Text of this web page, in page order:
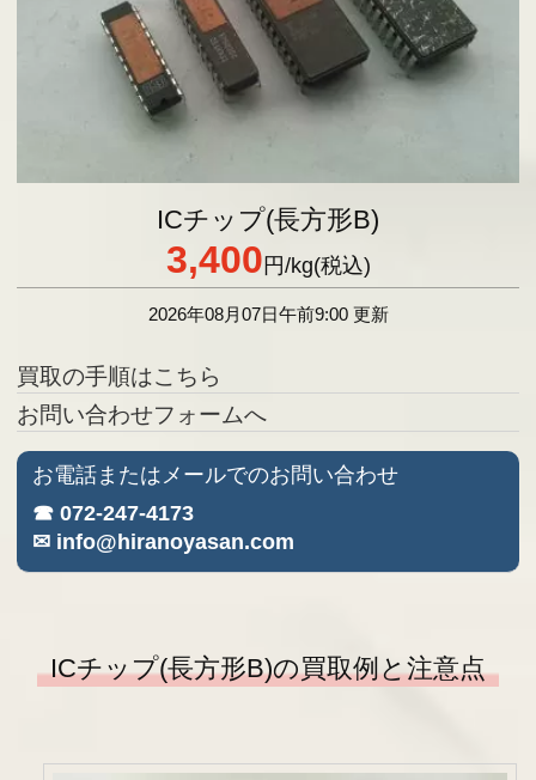
ICチップ(長方形B)
3,400円/kg(税込)
2026年08月07日午前9:00 更新
買取の手順はこちら
お問い合わせフォームへ
お電話またはメールでのお問い合わせ
☎ 072-247-4173
✉ info@hiranoyasan.com
ICチップ(長方形B)の買取例と注意点